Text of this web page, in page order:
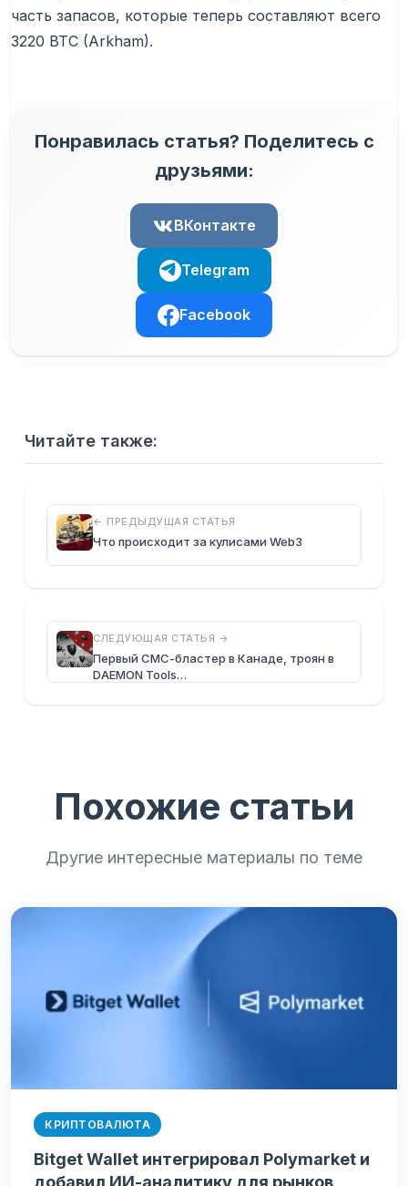
часть запасов, которые теперь составляют всего
3220 BTC (Arkham).
Понравилась статья? Поделитесь с
друзьями:
ВКонтакте
Telegram
Facebook
Читайте также:
← ПРЕДЫДУЩАЯ СТАТЬЯ
Что происходит за кулисами Web3
СЛЕДУЮЩАЯ СТАТЬЯ →
Первый СМС-бластер в Канаде, троян в
DAEMON Tools…
Похожие статьи
Другие интересные материалы по теме
КРИПТОВАЛЮТА
Bitget Wallet интегрировал Polymarket и
добавил ИИ-аналитику для рынков